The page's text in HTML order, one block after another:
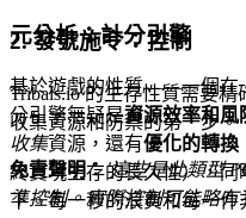
2. 發號施令：控制
Tribals.io 的生存性質需要
收集資源和防禦的第一步。
免責聲明： 這些是此類型
準控制。實際控制可能略有
元分析：計分引擎
基於遊戲的性質——一個在
分引擎無疑是資源效率和風
收集資源，還有優化的轉換
終實現生存的長久性），同
下。每一秒的浪費和每一